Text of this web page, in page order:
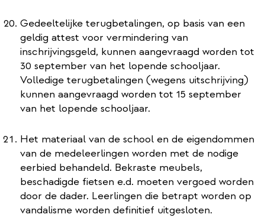
Gedeeltelijke terugbetalingen, op basis van een
geldig attest voor vermindering van
inschrijvingsgeld, kunnen aangevraagd worden tot
30 september van het lopende schooljaar.
Volledige terugbetalingen (wegens uitschrijving)
kunnen aangevraagd worden tot 15 september
van het lopende schooljaar.
Het materiaal van de school en de eigendommen
van de medeleerlingen worden met de nodige
eerbied behandeld. Bekraste meubels,
beschadigde fietsen e.d. moeten vergoed worden
door de dader. Leerlingen die betrapt worden op
vandalisme worden definitief uitgesloten.